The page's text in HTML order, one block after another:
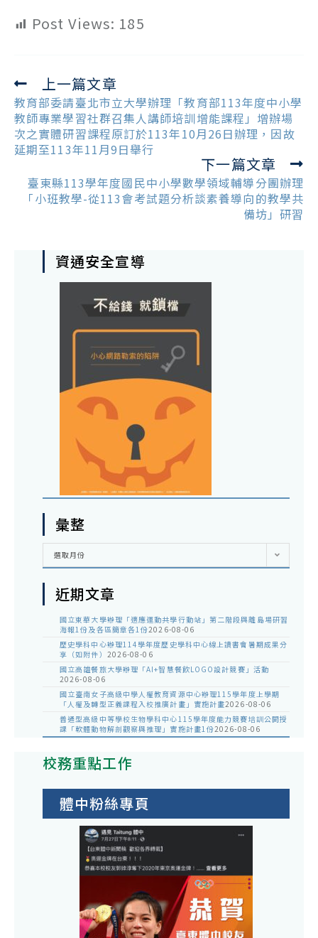
Post Views: 185
Read
more
articles
上一篇文章
教育部委請臺北市立大學辦理「教育部113年度中小學
教師專業學習社群召集人講師培訓增能課程」增辦場
次之實體研習課程原訂於113年10月26日辦理，因故
延期至113年11月9日舉行
下一篇文章
臺東縣113學年度國民中小學數學領域輔導分團辦理
「小班教學-從113會考試題分析談素養導向的教學共
備坊」研習
資通安全宣導
彙整
彙
選取月份
近期文章
國立東華大學辦理「適應運動共學行動站」第二階段與離島場研習
海報1份及各區簡章各1份2026-08-06
歷史學科中心辦理114學年度歷史學科中心線上讀書會暑期成果分
享（如附件） 2026-08-06
國立高雄餐旅大學辦理「AI+智慧餐飲LOGO設計競賽」活動
2026-08-06
國立臺南女子高級中學人權教育資源中心辦理115學年度上學期
「人權及轉型正義課程入校推廣計畫」實施計畫2026-08-06
普通型高級中等學校生物學科中心115學年度能力競賽培訓公開授
課「軟體動物解剖觀察與推理」實施計畫1份2026-08-06
校務重點工作
體中粉絲專頁